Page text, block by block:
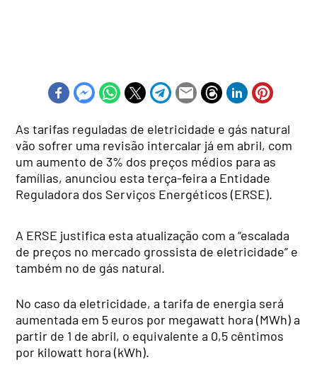
As tarifas reguladas de eletricidade e gás natural
vão sofrer uma revisão intercalar já em abril, com
um aumento de 3% dos preços médios para as
famílias, anunciou esta terça-feira a Entidade
Reguladora dos Serviços Energéticos (ERSE).
A ERSE justifica esta atualização com a “escalada
de preços no mercado grossista de eletricidade” e
também no de gás natural.
No caso da eletricidade, a tarifa de energia será
aumentada em 5 euros por megawatt hora (MWh) a
partir de 1 de abril, o equivalente a 0,5 cêntimos
por kilowatt hora (kWh).